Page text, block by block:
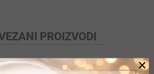
PROIZVODI
×